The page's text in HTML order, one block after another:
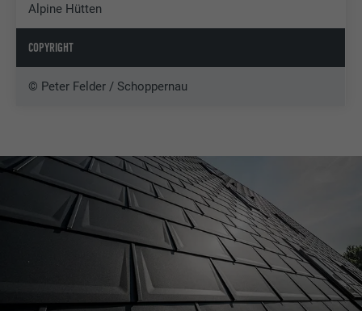
Alpine Hütten
COPYRIGHT
© Peter Felder / Schoppernau